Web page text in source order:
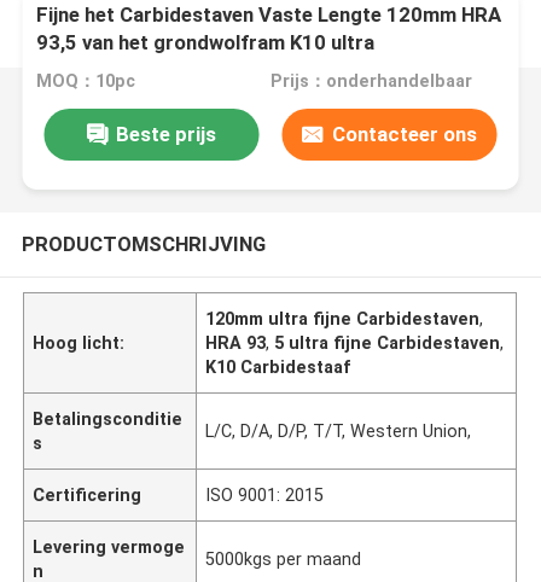
Fijne het Carbidestaven Vaste Lengte 120mm HRA
93,5 van het grondwolfram K10 ultra
MOQ：10pc Prijs：onderhandelbaar
Beste prijs Contacteer ons
PRODUCTOMSCHRIJVING
Hoog licht:
120mm ultra fijne Carbidestaven,
HRA 93, 5 ultra fijne Carbidestaven,
K10 Carbidestaaf
Betalingsconditie
s
L/C, D/A, D/P, T/T, Western Union,
Certificering ISO 9001: 2015
Levering vermoge
n
5000kgs per maand